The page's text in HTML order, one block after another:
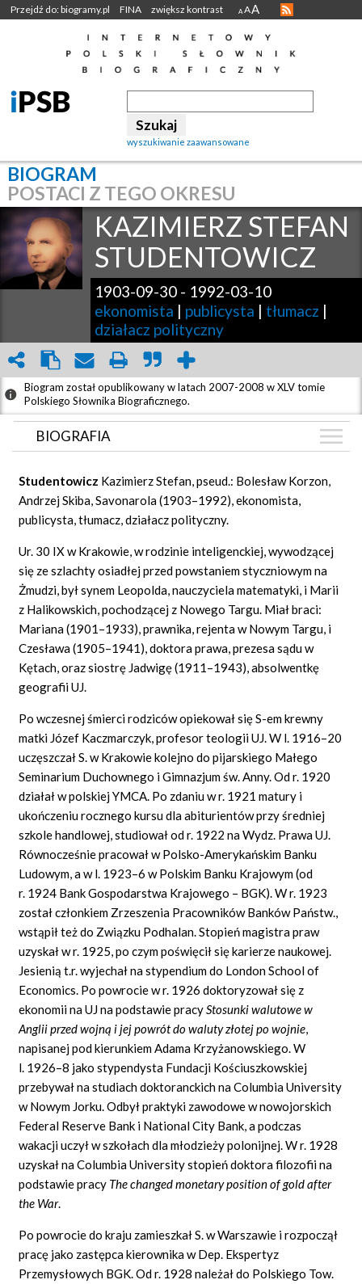
Przejdź do: biogramy.pl FINA zwiększ kontrast A AA
wyszukiwanie zaawansowane
BIOGRAM
POSTACI Z TEGO OKRESU
KAZIMIERZ STEFAN
STUDENTOWICZ
1903-09-30 - 1992-03-10
ekonomista | publicysta | tłumacz |
działacz polityczny
Biogram został opublikowany w latach 2007-2008 w XLV tomie
Polskiego Słownika Biograficznego.
BIOGRAFIA
GRAF POWIĄZAŃ
DYSKUSJA
Mapa
Studentowicz Kazimierz Stefan, pseud.: Bolesław Korzon,
Andrzej Skiba, Savonarola (1903–1992), ekonomista,
publicysta, tłumacz, działacz polityczny.
Ur. 30 IX w Krakowie, w rodzinie inteligenckiej, wywodzącej
się ze szlachty osiadłej przed powstaniem styczniowym na
Żmudzi, był synem Leopolda, nauczyciela matematyki, i Marii
z Halikowskich, pochodzącej z Nowego Targu. Miał braci:
Mariana (1901–1933), prawnika, rejenta w Nowym Targu, i
Czesława (1905–1941), doktora prawa, prezesa sądu w
Kętach, oraz siostrę Jadwigę (1911–1943), absolwentkę
geografii UJ.
Po wczesnej śmierci rodziców opiekował się S-em krewny
matki Józef Kaczmarczyk, profesor teologii UJ. W l. 1916–20
uczęszczał S. w Krakowie kolejno do pijarskiego Małego
Seminarium Duchownego i Gimnazjum św. Anny. Od r. 1920
działał w polskiej YMCA. Po zdaniu w r. 1921 matury i
ukończeniu rocznego kursu dla abiturientów przy średniej
szkole handlowej, studiował od r. 1922 na Wydz. Prawa UJ.
Równocześnie pracował w Polsko-Amerykańskim Banku
Ludowym, a w l. 1923–6 w Polskim Banku Krajowym (od
r. 1924 Bank Gospodarstwa Krajowego – BGK). W r. 1923
został członkiem Zrzeszenia Pracowników Banków Państw.,
wstąpił też do Związku Podhalan. Stopień magistra praw
uzyskał w r. 1925, po czym poświęcił się karierze naukowej.
Jesienią t.r. wyjechał na stypendium do London School of
Economics. Po powrocie w r. 1926 doktoryzował się z
ekonomii na UJ na podstawie pracyStosunki walutowe w
Anglii przed wojną i jej powrót do waluty złotej po wojnie,
napisanej pod kierunkiem Adama Krzyżanowskiego. W
l. 1926–8 jako stypendysta Fundacji Kościuszkowskiej
przebywał na studiach doktoranckich na Columbia University
w Nowym Jorku. Odbył praktyki zawodowe w nowojorskich
Federal Reserve Bank i National City Bank, a podczas
wakacji uczył w szkołach dla młodzieży polonijnej. W r. 1928
uzyskał na Columbia University stopień doktora filozofii na
podstawie pracy The changed monetary position of gold after
the War.
Po powrocie do kraju zamieszkał S. w Warszawie i rozpoczął
pracę jako zastępca kierownika w Dep. Ekspertyz
Przemysłowych BGK. Od r. 1928 należał do Polskiego Tow.